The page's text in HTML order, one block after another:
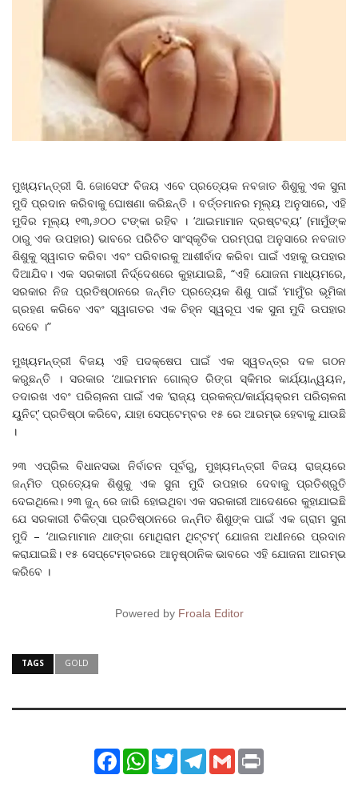
ମୁଖ୍ୟମନ୍ତ୍ରୀ ସି. ଜୋସେଫ ବିଜୟ ଏବେ ପ୍ରତ୍ୟେକ ନବଜାତ ଶିଶୁକୁ ଏକ ସୁନା
ମୁଦି ପ୍ରଦାନ କରିବାକୁ ଘୋଷଣା କରିଛନ୍ତି । ବର୍ତ୍ତମାନର ମୂଲ୍ୟ ଅନୁସାରେ, ଏହି
ମୁଦିର ମୂଲ୍ୟ ୧୩,୬୦୦ ଟଙ୍କା ରହିବ । ‘ଥାଇମାମାନ ଦ୍ରଷ୍ଟବ୍ୟ’ (ମାମୁଁଙ୍କ
ଠାରୁ ଏକ ଉପହାର) ଭାବରେ ପରିଚିତ ସାଂସ୍କୃତିକ ପରମ୍ପରା ଅନୁସାରେ ନବଜାତ
ଶିଶୁକୁ ସ୍ୱାଗତ କରିବା ଏବଂ ପରିବାରକୁ ଆଶୀର୍ବାଦ କରିବା ପାଇଁ ଏହାକୁ ଉପହାର
ଦିଆଯିବ। ଏକ ସରକାରୀ ନିର୍ଦ୍ଦେଶରେ କୁହାଯାଇଛି, “ଏହି ଯୋଜନା ମାଧ୍ୟମରେ,
ସରକାର ନିଜ ପ୍ରତିଷ୍ଠାନରେ ଜନ୍ମିତ ପ୍ରତ୍ୟେକ ଶିଶୁ ପାଇଁ ‘ମାମୁଁ’ର ଭୂମିକା
ଗ୍ରହଣ କରିବେ ଏବଂ ସ୍ୱାଗତର ଏକ ଚିହ୍ନ ସ୍ୱରୂପ ଏକ ସୁନା ମୁଦି ଉପହାର
ଦେବେ ।”
ମୁଖ୍ୟମନ୍ତ୍ରୀ ବିଜୟ ଏହି ପଦକ୍ଷେପ ପାଇଁ ଏକ ସ୍ୱତନ୍ତ୍ର ଦଳ ଗଠନ
କରୁଛନ୍ତି । ସରକାର ‘ଥାଇମମନ ଗୋଲ୍ଡ ରିଙ୍ଗ ସ୍କିମର କାର୍ଯ୍ୟାନ୍ୱୟନ,
ତଦାରଖ ଏବଂ ପରିଚାଳନା ପାଇଁ ଏକ ‘ରାଜ୍ୟ ପ୍ରକଳ୍ପ/କାର୍ଯ୍ୟକ୍ରମ ପରିଚାଳନା
ୟୁନିଟ୍’ ପ୍ରତିଷ୍ଠା କରିବେ, ଯାହା ସେପ୍ଟେମ୍ବର ୧୫ ରେ ଆରମ୍ଭ ହେବାକୁ ଯାଉଛି
।
୨୩ ଏପ୍ରିଲ ବିଧାନସଭା ନିର୍ବାଚନ ପୂର୍ବରୁ, ମୁଖ୍ୟମନ୍ତ୍ରୀ ବିଜୟ ରାଜ୍ୟରେ
ଜନ୍ମିତ ପ୍ରତ୍ୟେକ ଶିଶୁକୁ ଏକ ସୁନା ମୁଦି ଉପହାର ଦେବାକୁ ପ୍ରତିଶ୍ରୁତି
ଦେଇଥିଲେ। ୨୩ ଜୁନ୍ ରେ ଜାରି ହୋଇଥିବା ଏକ ସରକାରୀ ଆଦେଶରେ କୁହାଯାଇଛି
ଯେ ସରକାରୀ ଚିକିତ୍ସା ପ୍ରତିଷ୍ଠାନରେ ଜନ୍ମିତ ଶିଶୁଙ୍କ ପାଇଁ ଏକ ଗ୍ରାମ ସୁନା
ମୁଦି – ‘ଥାଇମାମାନ ଥାଙ୍ଗା ମୋଥିରାମ ଥିଟ୍ଟମ୍’ ଯୋଜନା ଅଧୀନରେ ପ୍ରଦାନ
କରାଯାଇଛି। ୧୫ ସେପ୍ଟେମ୍ବରରେ ଆନୁଷ୍ଠାନିକ ଭାବରେ ଏହି ଯୋଜନା ଆରମ୍ଭ
କରିବେ ।
Powered by Froala Editor
TAGS GOLD
FacebookWhatsApp
TwitterTelegram
Gmail